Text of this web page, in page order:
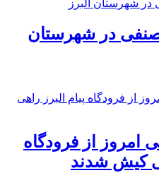
صنفی در شهرستان
امروز از فرودگاه
کیش شدند